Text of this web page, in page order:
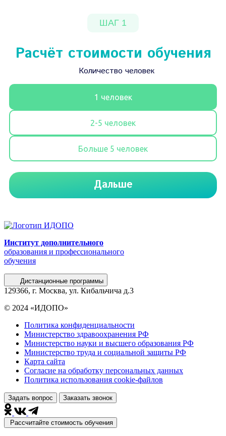
Институт дополнительного
образования и профессионального
обучения
Дистанционные программы
129366, г. Москва, ул. Кибальчича д.3
© 2024 «ИДОПО»
Политика конфиденциальности
Министерство здравоохранения РФ
Министерство науки и высшего образования РФ
Министерство труда и социальной защиты РФ
Карта сайта
Согласие на обработку персональных данных
Политика использования сookie-файлов
Задать вопрос Заказать звонок
Рассчитайте стоимость обучения